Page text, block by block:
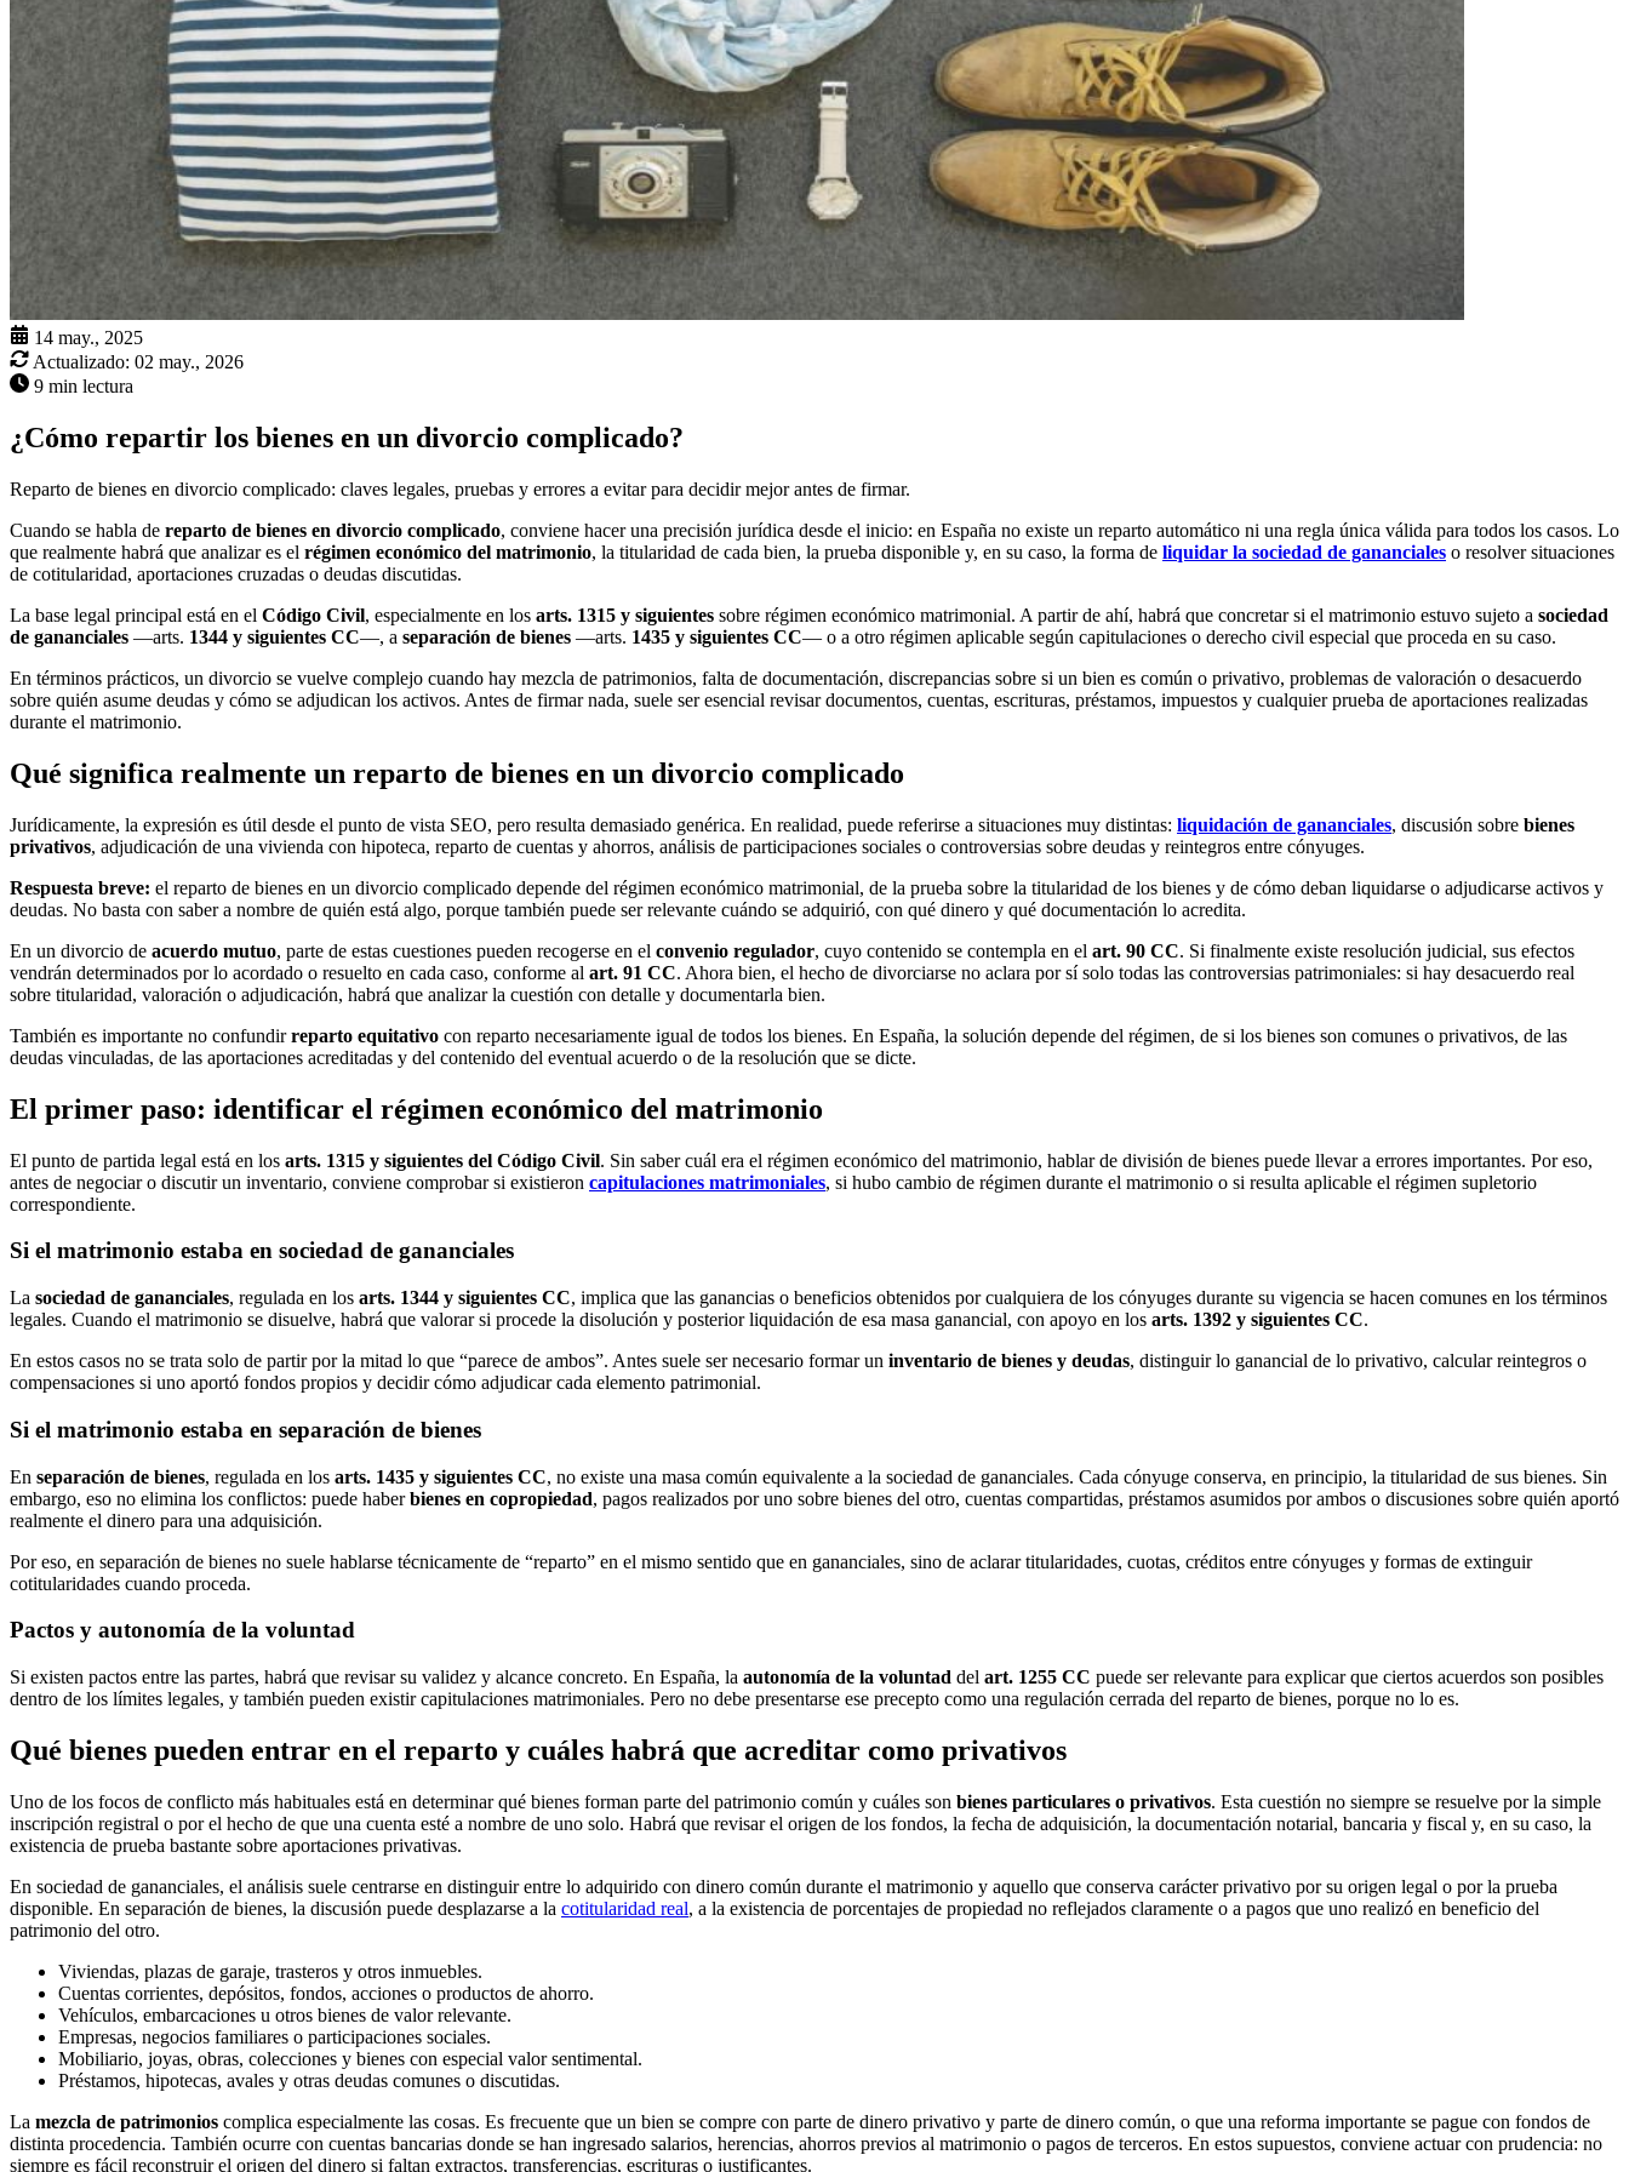
14 may., 2025
Actualizado: 02 may., 2026
9 min lectura
¿Cómo repartir los bienes en un divorcio complicado?
Reparto de bienes en divorcio complicado: claves legales, pruebas y errores a evitar para decidir mejor antes de firmar.
Cuando se habla de reparto de bienes en divorcio complicado, conviene hacer una precisión jurídica desde el inicio: en España no existe un reparto automático ni una regla única válida para todos los casos. Lo
que realmente habrá que analizar es el régimen económico del matrimonio, la titularidad de cada bien, la prueba disponible y, en su caso, la forma de liquidar la sociedad de gananciales o resolver situaciones
de cotitularidad, aportaciones cruzadas o deudas discutidas.
La base legal principal está en el Código Civil, especialmente en los arts. 1315 y siguientes sobre régimen económico matrimonial. A partir de ahí, habrá que concretar si el matrimonio estuvo sujeto a sociedad
de gananciales —arts. 1344 y siguientes CC—, a separación de bienes —arts. 1435 y siguientes CC— o a otro régimen aplicable según capitulaciones o derecho civil especial que proceda en su caso.
En términos prácticos, un divorcio se vuelve complejo cuando hay mezcla de patrimonios, falta de documentación, discrepancias sobre si un bien es común o privativo, problemas de valoración o desacuerdo
sobre quién asume deudas y cómo se adjudican los activos. Antes de firmar nada, suele ser esencial revisar documentos, cuentas, escrituras, préstamos, impuestos y cualquier prueba de aportaciones realizadas
durante el matrimonio.
Qué significa realmente un reparto de bienes en un divorcio complicado
Jurídicamente, la expresión es útil desde el punto de vista SEO, pero resulta demasiado genérica. En realidad, puede referirse a situaciones muy distintas: liquidación de gananciales, discusión sobre bienes
privativos, adjudicación de una vivienda con hipoteca, reparto de cuentas y ahorros, análisis de participaciones sociales o controversias sobre deudas y reintegros entre cónyuges.
Respuesta breve: el reparto de bienes en un divorcio complicado depende del régimen económico matrimonial, de la prueba sobre la titularidad de los bienes y de cómo deban liquidarse o adjudicarse activos y
deudas. No basta con saber a nombre de quién está algo, porque también puede ser relevante cuándo se adquirió, con qué dinero y qué documentación lo acredita.
En un divorcio de acuerdo mutuo, parte de estas cuestiones pueden recogerse en el convenio regulador, cuyo contenido se contempla en el art. 90 CC. Si finalmente existe resolución judicial, sus efectos
vendrán determinados por lo acordado o resuelto en cada caso, conforme al art. 91 CC. Ahora bien, el hecho de divorciarse no aclara por sí solo todas las controversias patrimoniales: si hay desacuerdo real
sobre titularidad, valoración o adjudicación, habrá que analizar la cuestión con detalle y documentarla bien.
También es importante no confundirreparto equitativo con reparto necesariamente igual de todos los bienes. En España, la solución depende del régimen, de si los bienes son comunes o privativos, de las
deudas vinculadas, de las aportaciones acreditadas y del contenido del eventual acuerdo o de la resolución que se dicte.
El primer paso: identificar el régimen económico del matrimonio
El punto de partida legal está en los arts. 1315 y siguientes del Código Civil. Sin saber cuál era el régimen económico del matrimonio, hablar de división de bienes puede llevar a errores importantes. Por eso,
antes de negociar o discutir un inventario, conviene comprobar si existieron capitulaciones matrimoniales, si hubo cambio de régimen durante el matrimonio o si resulta aplicable el régimen supletorio
correspondiente.
Si el matrimonio estaba en sociedad de gananciales
La sociedad de gananciales, regulada en los arts. 1344 y siguientes CC, implica que las ganancias o beneficios obtenidos por cualquiera de los cónyuges durante su vigencia se hacen comunes en los términos
legales. Cuando el matrimonio se disuelve, habrá que valorar si procede la disolución y posterior liquidación de esa masa ganancial, con apoyo en los arts. 1392 y siguientes CC.
En estos casos no se trata solo de partir por la mitad lo que “parece de ambos”. Antes suele ser necesario formar un inventario de bienes y deudas, distinguir lo ganancial de lo privativo, calcular reintegros o
compensaciones si uno aportó fondos propios y decidir cómo adjudicar cada elemento patrimonial.
Si el matrimonio estaba en separación de bienes
En separación de bienes, regulada en los arts. 1435 y siguientes CC, no existe una masa común equivalente a la sociedad de gananciales. Cada cónyuge conserva, en principio, la titularidad de sus bienes. Sin
embargo, eso no elimina los conflictos: puede haberbienes en copropiedad, pagos realizados por uno sobre bienes del otro, cuentas compartidas, préstamos asumidos por ambos o discusiones sobre quién aportó
realmente el dinero para una adquisición.
Por eso, en separación de bienes no suele hablarse técnicamente de “reparto” en el mismo sentido que en gananciales, sino de aclarar titularidades, cuotas, créditos entre cónyuges y formas de extinguir
cotitularidades cuando proceda.
Pactos y autonomía de la voluntad
Si existen pactos entre las partes, habrá que revisar su validez y alcance concreto. En España, la autonomía de la voluntad del art. 1255 CC puede ser relevante para explicar que ciertos acuerdos son posibles
dentro de los límites legales, y también pueden existir capitulaciones matrimoniales. Pero no debe presentarse ese precepto como una regulación cerrada del reparto de bienes, porque no lo es.
Qué bienes pueden entrar en el reparto y cuáles habrá que acreditar como privativos
Uno de los focos de conflicto más habituales está en determinar qué bienes forman parte del patrimonio común y cuáles son bienes particulares o privativos. Esta cuestión no siempre se resuelve por la simple
inscripción registral o por el hecho de que una cuenta esté a nombre de uno solo. Habrá que revisar el origen de los fondos, la fecha de adquisición, la documentación notarial, bancaria y fiscal y, en su caso, la
existencia de prueba bastante sobre aportaciones privativas.
En sociedad de gananciales, el análisis suele centrarse en distinguir entre lo adquirido con dinero común durante el matrimonio y aquello que conserva carácter privativo por su origen legal o por la prueba
disponible. En separación de bienes, la discusión puede desplazarse a la cotitularidad real, a la existencia de porcentajes de propiedad no reflejados claramente o a pagos que uno realizó en beneficio del
patrimonio del otro.
Viviendas, plazas de garaje, trasteros y otros inmuebles.
Cuentas corrientes, depósitos, fondos, acciones o productos de ahorro.
Vehículos, embarcaciones u otros bienes de valor relevante.
Empresas, negocios familiares o participaciones sociales.
Mobiliario, joyas, obras, colecciones y bienes con especial valor sentimental.
Préstamos, hipotecas, avales y otras deudas comunes o discutidas.
La mezcla de patrimonios complica especialmente las cosas. Es frecuente que un bien se compre con parte de dinero privativo y parte de dinero común, o que una reforma importante se pague con fondos de
distinta procedencia. También ocurre con cuentas bancarias donde se han ingresado salarios, herencias, ahorros previos al matrimonio o pagos de terceros. En estos supuestos, conviene actuar con prudencia: no
siempre es fácil reconstruir el origen del dinero si faltan extractos, transferencias, escrituras o justificantes.